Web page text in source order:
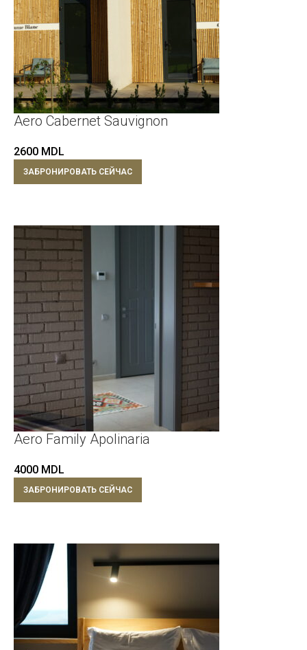
Aero Cabernet Sauvignon
2600 MDL
ЗАБРОНИРОВАТЬ СЕЙЧАС
Aero Family Apolinaria
4000 MDL
ЗАБРОНИРОВАТЬ СЕЙЧАС